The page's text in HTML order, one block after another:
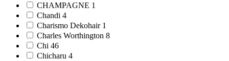
CHAMPAGNE 1
Chandi 4
Charismo Dekohair 1
Charles Worthington 8
Chi 46
Chicharu 4